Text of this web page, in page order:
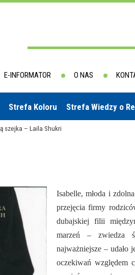
E-INFORMATOR O NAS
Strefa Koloru Strefa Wiedzy o
szejka – Laila Shukri
Isabelle, młoda i
przejęcia firmy
dubajskiej filii
marzeń – zwiedza
najważniejsze –
oczekiwań względem